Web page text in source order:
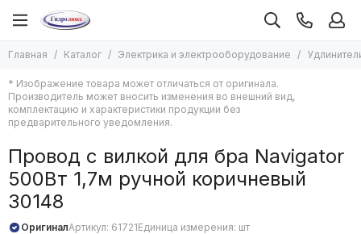
Электрика и электрооборудование
Кабель, провод, трос
Автоматические выключатели и УЗО
Боксы, щиты
Трансформаторы, рубильники
Розетки и выключатели
ИБП, Аккумуляторы, Стабилизаторы
Батарейки и аккумуляторы
Удлинители, тройники, сетевые фильтры
Тройники, переходники
Вилки электрические
Сетевые шнуры
Колодки
Сетевые фильтры
Главная Каталог Электрика и электрооборудование
* Изображение товара может отличаться от оригинала.
Производитель может вносить изменения во внешний вид,
комплектацию и характеристики продукции без
предварительного уведомления.
Провод с вилкой для бра Navigator
500Вт 1,7м ручной коричневый
30148
ОригиналАртикул: 61721Единица измерения: шт